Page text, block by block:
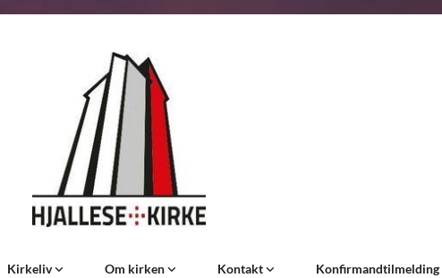
Kirkeliv Om kirken Kontakt Konfirmandtilmelding